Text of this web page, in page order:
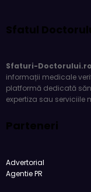
Sfatul
Sfaturi-Doctorului.ro
informații medicale
platformă dedicată
expertiza sau serviciile
Parteneri
Advertorial
Agentie PR